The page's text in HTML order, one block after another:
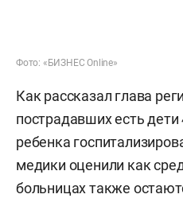
Фото: «БИЗНЕС Online»
Как рассказал глава
пострадавших есть дети
ребенка
медики оценили как
больницах также